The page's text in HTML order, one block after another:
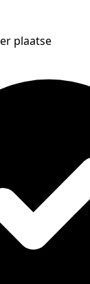
plaatse